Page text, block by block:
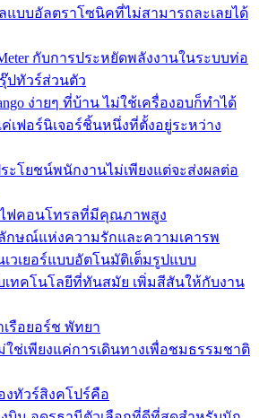
แบบอัลตราโซนิคที่ไม่สามารถละเลยได้
กับการประหยัดพลังงานในระบบท่อ
ปทัวร์ส่วนตัว
ง่ายๆ ที่บ้าน ไม่ใช้เครื่องอบก็ทำได้
เฟอร์นิเจอร์ชิ้นหนึ่งที่ตั้งอยู่ระหว่าง
ะโยชน์พนักงานไม่เพียงแต่จะส่งผลต่อ
ไฟคอนโทรลที่มีคุณภาพสูง
กษณ์แห่งความรักและความเคารพ
วเยอร์แบบอัตโนมัติเต็มรูปแบบ
เทคโนโลยีที่ทันสมัย เพิ่มสีสันให้กับงาน
รือยอร์ช พัทยา
ช่เพียงแค่การเดินทางเพื่อชมธรรมชาติ
ทัวร์สิงคโปร์คือ